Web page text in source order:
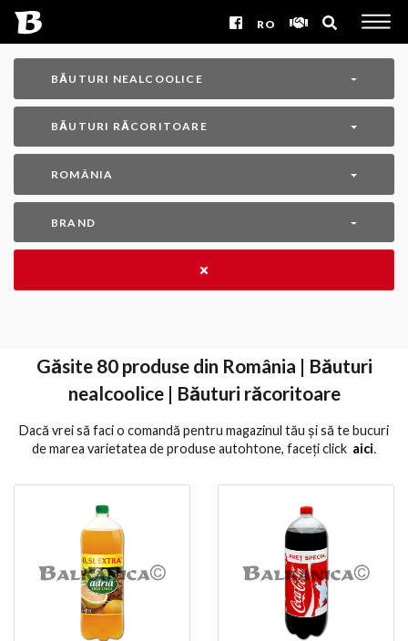
RO
BĂUTURI NEALCOOLICE
BĂUTURI RĂCORITOARE
ROMÂNIA
BRAND
Găsite 80produse din România | Băuturi
nealcoolice | Băuturi răcoritoare
Dacă vrei să faci o comandă pentru magazinul tău și să te bucuri
de marea varietatea de produse autohtone, faceți click aici․